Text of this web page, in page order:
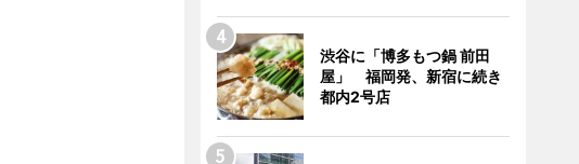
渋谷に「博多もつ鍋 前田
屋」 福岡発、新宿に続き
都内2号店